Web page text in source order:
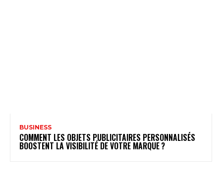
BUSINESS
COMMENT LES OBJETS PUBLICITAIRES PERSONNALISÉS
BOOSTENT LA VISIBILITÉ DE VOTRE MARQUE ?